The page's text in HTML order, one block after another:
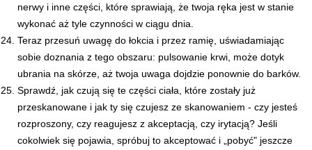
nerwy i inne części, które sprawiają, że twoja ręka jest w stanie
wykonać aż tyle czynności w ciągu dnia.
Teraz przesuń uwagę do łokcia i przez ramię, uświadamiając
sobie doznania z tego obszaru: pulsowanie krwi, może dotyk
ubrania na skórze, aż twoja uwaga dojdzie ponownie do barków.
Sprawdź, jak czują się te części ciała, które zostały już
przeskanowane i jak ty się czujesz ze skanowaniem - czy jesteś
rozproszony, czy reagujesz z akceptacją, czy irytacją? Jeśli
cokolwiek się pojawia, spróbuj to akceptować i „pobyć" jeszcze